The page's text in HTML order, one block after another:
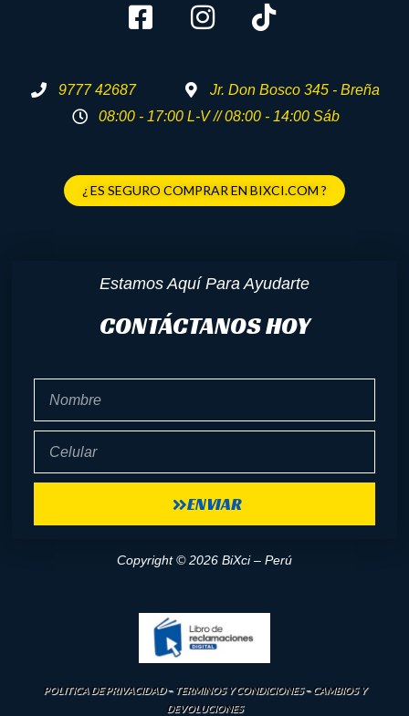
9777 42687
Jr. Don Bosco 345 - Breña
08:00 - 17:00 L-V // 08:00 - 14:00 Sáb
¿ ES SEGURO COMPRAR EN BIXCI.COM ?
Estamos Aquí Para Ayudarte
CONTÁCTANOS HOY
ENVIAR
Copyright © 2026 BiXci – Perú
POLITICA DE PRIVACIDAD–TERMINOS Y CONDICIONES–CAMBIOS Y
DEVOLUCIONES